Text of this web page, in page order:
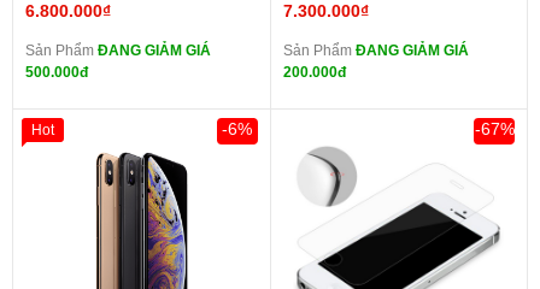
6.800.000₫
Sản Phẩm ĐANG GIẢM GIÁ
500.000đ
7.300.000₫
Sản Phẩm ĐANG GIẢM GIÁ
200.000đ
-6%
Hot -67%